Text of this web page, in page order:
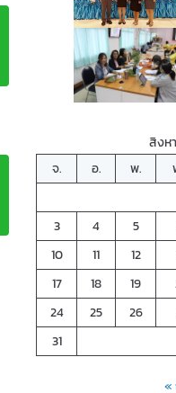
สิงห
จ.
อ. พ.
3
4 5
10
11 12
17
18 19
24
25 26
31
«